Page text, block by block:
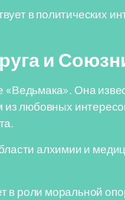
в политических
и
Она
любовных
алхимии и
в роли моральной